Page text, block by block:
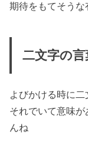
期待をもてそう
二文字の言
よびかける時に
それでいて意味
んね